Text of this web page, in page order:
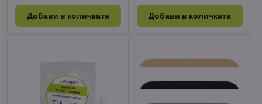
Добави в количката Добави в количката